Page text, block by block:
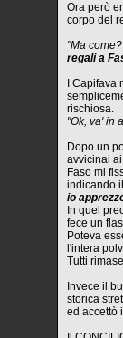
Ora però
corpo del
"Ma
regali a
I
rischiosa.
"Ok, va' in
Dopo un
avvicinai
Faso mi
indicando
io
In quel
fece un
Poteva
l'intera
Tutti
Invece il
storica
ed accettò